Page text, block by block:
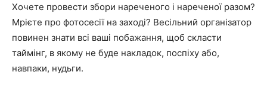
Хочете провести збори нареченого і нареченої разом?
Мрієте про фотосесії на заході? Весільний організатор
повинен знати всі ваші побажання, щоб скласти
таймінг, в якому не буде накладок, поспіху або,
навпаки, нудьги.